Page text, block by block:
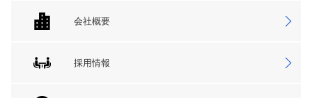
会社概要
採用情報